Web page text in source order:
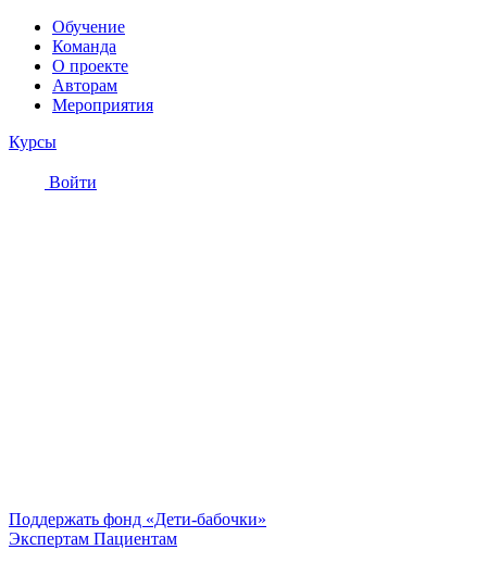
Обучение
Команда
О проекте
Авторам
Мероприятия
Курсы
Войти
Поддержать фонд «Дети-бабочки»
Экспертам Пациентам